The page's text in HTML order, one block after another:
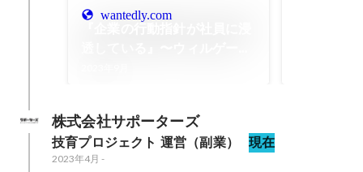
wantedly.com
株式会社サポーターズ
技育プロジェクト 運営（副業） 現在
2023年4月 -